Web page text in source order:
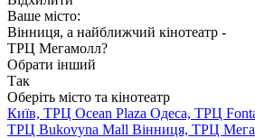
Ваше місто:
Вінниця, а найближчий кінотеатр -
ТРЦ Мегамолл?
Обрати інший
Так
Оберіть місто та кінотеатр
Київ, ТРЦ Ocean Plaza Одеса, ТРЦ
ТРЦ Bukovyna Mall Вінниця, ТРЦ